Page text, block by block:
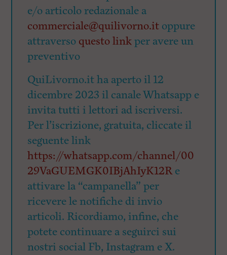
e/o articolo redazionale a
commerciale@quilivorno.it oppure
attraverso questo linkper avere un
preventivo
QuiLivorno.it ha aperto il 12
dicembre 2023 il canale Whatsapp e
invita tutti i lettori ad iscriversi.
Per l’iscrizione, gratuita, cliccate il
seguente link
https://whatsapp.com/channel/00
29VaGUEMGK0IBjAhIyK12Re
attivare la “campanella” per
ricevere le notifiche di invio
articoli. Ricordiamo, infine, che
potete continuare a seguirci sui
nostri social Fb, Instagram e X.